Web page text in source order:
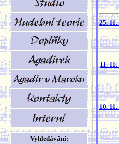
Vyhledávání:
25.
11.
10.